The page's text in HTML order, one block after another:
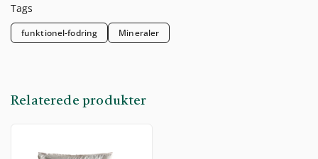
Tags
funktionel-fodring Mineraler
Relaterede produkter